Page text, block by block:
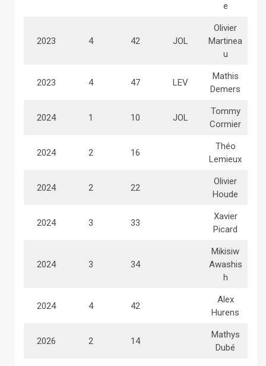
e
2023 4 42 JOL
Olivier
Martinea
u
2023 4 47 LEV
Mathis
Demers
2024 1 10 JOL
Tommy
Cormier
2024 2 16
Théo
Lemieux
2024 2 22
Olivier
Houde
2024 3 33
Xavier
Picard
2024 3 34
Mikisiw
Awashis
h
2024 4 42
Alex
Hurens
2026 2 14
Mathys
Dubé